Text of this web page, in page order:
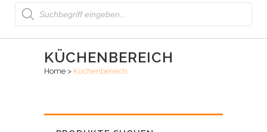
Products
search
KÜCHENBEREICH
Home > Küchenbereich